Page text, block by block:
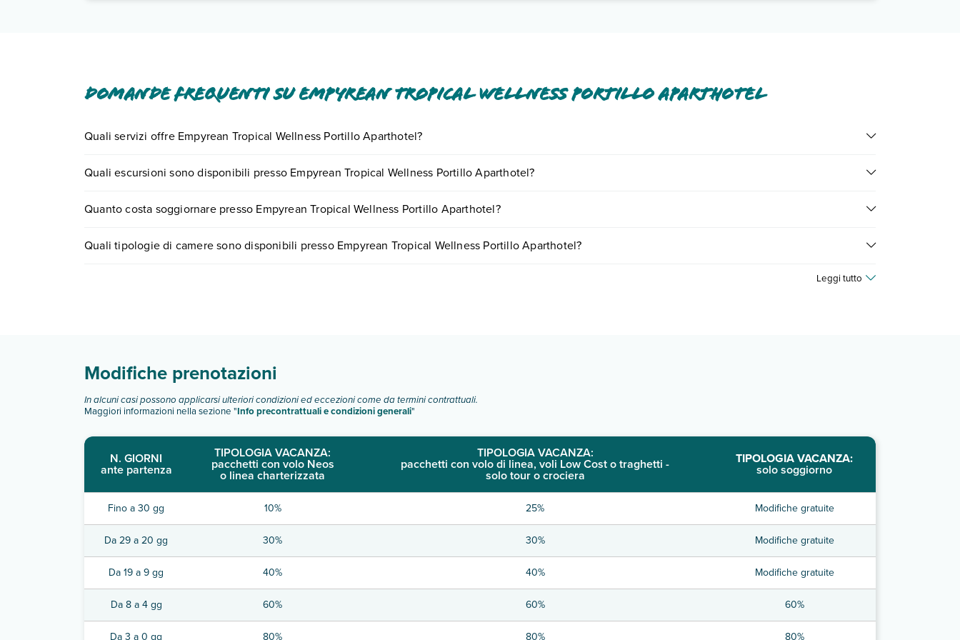
Domande frequenti su Empyrean Tropical Wellness Portillo Aparthotel
Quali servizi offre Empyrean Tropical Wellness Portillo Aparthotel?
Scopri tutti i dettagli nel paragrafo dedicato "Info e descrizione ".
Quali escursioni sono disponibili presso Empyrean Tropical Wellness Portillo Aparthotel?
center chiamando il numero 0721.17231 oprenotando un appuntamento.
Quanto costa soggiornare presso Empyrean Tropical Wellness Portillo Aparthotel?
motore di ricerca e scegli quando partire.
Quali tipologie di camere sono disponibili presso Empyrean Tropical Wellness Portillo Aparthotel?
Leggi tutto
Modifiche prenotazioni
In alcuni casi possono applicarsi ulteriori condizioni ed eccezioni come da termini contrattuali.
Maggiori informazioni nella sezione "Info precontrattuali e condizioni generali"
N. GIORNI
ante partenza
TIPOLOGIA VACANZA:
pacchetti con volo Neos
o linea charterizzata
TIPOLOGIA VACANZA:
pacchetti con volo di linea, voli Low Cost o traghetti -
solo tour o crociera
TIPOLOGIA VACANZA:
solo soggiorno
Fino a 30 gg 10% 25% Modifiche gratuite
Da 29 a 20 gg 30% 30% Modifiche gratuite
Da 19 a 9 gg 40% 40% Modifiche gratuite
Da 8 a 4 gg 60% 60% 60%
Da 3 a 0 gg 80% 80% 80%